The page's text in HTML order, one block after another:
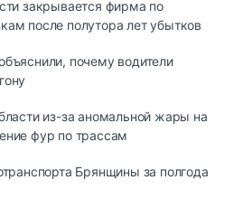
закрывается фирма по
после полутора лет убытков
почему водители
из-за аномальной жары на
фур по трассам
Брянщины за полгода